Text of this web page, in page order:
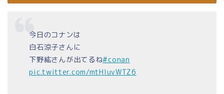
今日のコナンは
白石涼子さんに
下野紘さんが出てるね#conan
pic.twitter.com/mtHluvWTZ6